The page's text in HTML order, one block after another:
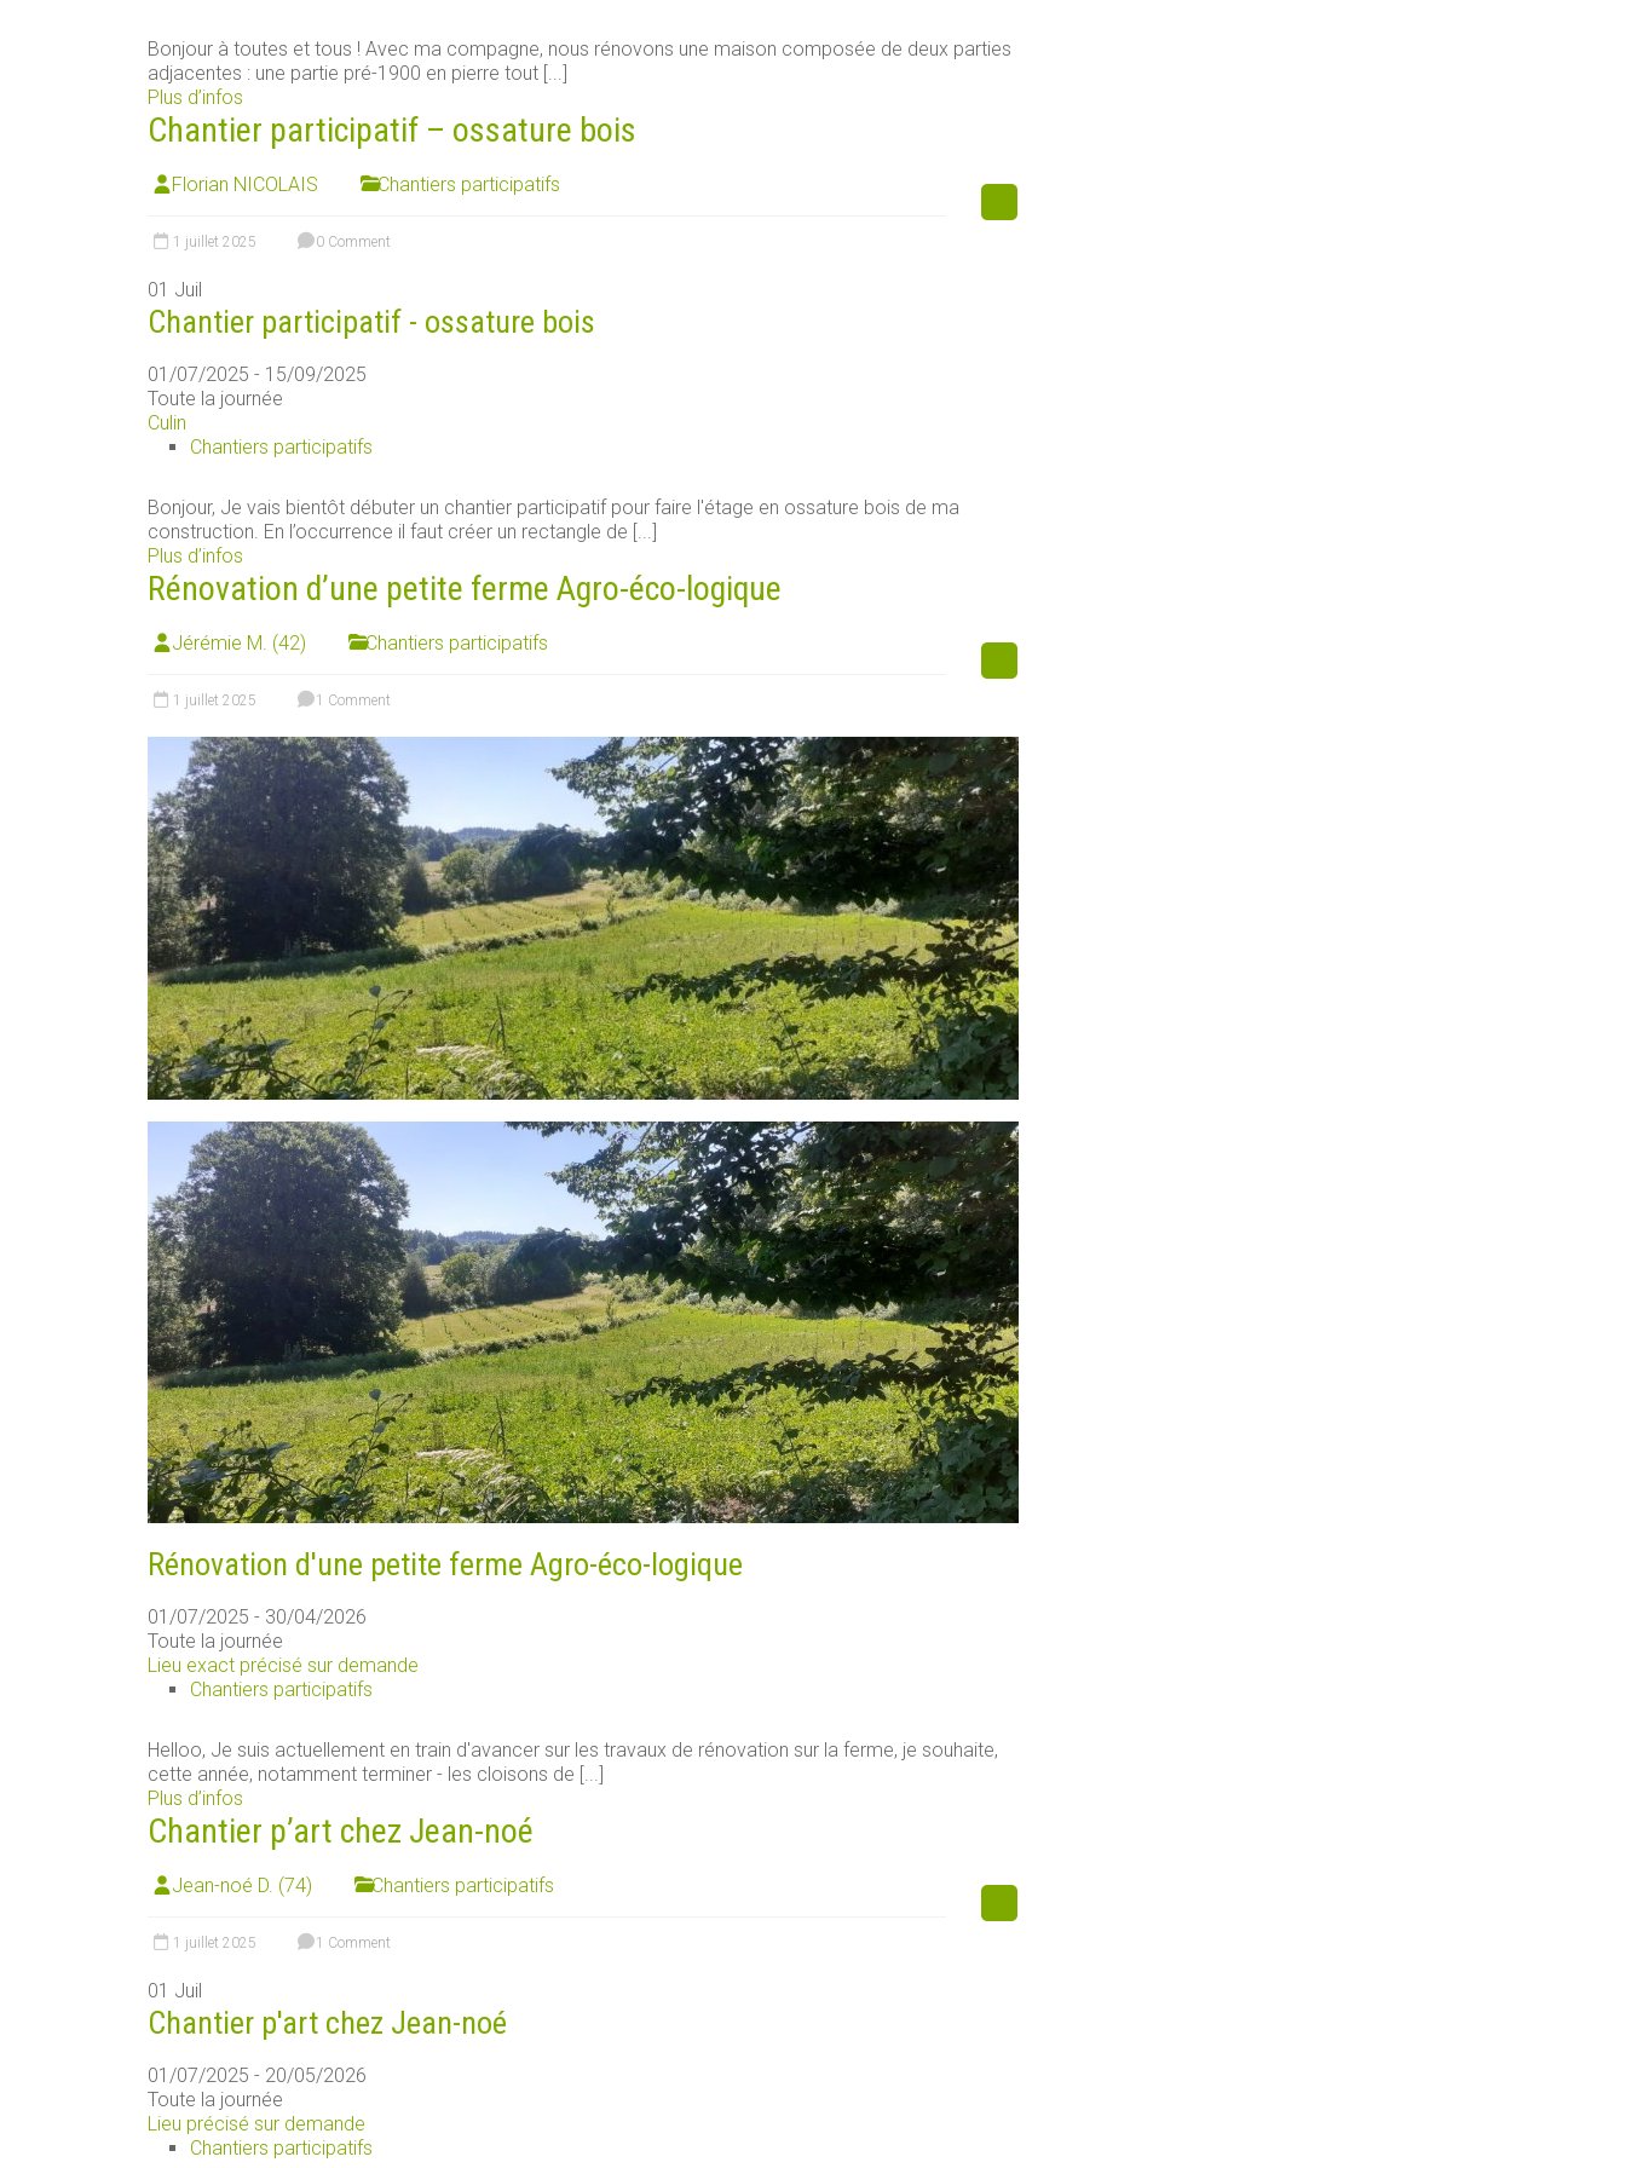
Bonjour à toutes et tous ! Avec ma compagne, nous rénovons une maison composée de deux parties
adjacentes : une partie pré-1900 en pierre tout [...]
Plus d’infos
Chantier participatif – ossature bois
Florian NICOLAIS Chantiers participatifs
1 juillet 2025 0 Comment
01 Juil
Chantier participatif - ossature bois
01/07/2025 - 15/09/2025
Toute la journée
Culin
Chantiers participatifs
Bonjour, Je vais bientôt débuter un chantier participatif pour faire l'étage en ossature bois de ma
construction. En l’occurrence il faut créer un rectangle de [...]
Plus d’infos
Rénovation d’une petite ferme Agro-éco-logique
Jérémie M. (42) Chantiers participatifs
1 juillet 2025 1 Comment
Rénovation d'une petite ferme Agro-éco-logique
01/07/2025 - 30/04/2026
Toute la journée
Lieu exact précisé sur demande
Chantiers participatifs
Helloo, Je suis actuellement en train d'avancer sur les travaux de rénovation sur la ferme, je souhaite,
cette année, notamment terminer - les cloisons de [...]
Plus d’infos
Chantier p’art chez Jean-noé
Jean-noé D. (74) Chantiers participatifs
1 juillet 2025 1 Comment
01 Juil
Chantier p'art chez Jean-noé
01/07/2025 - 20/05/2026
Toute la journée
Lieu précisé sur demande
Chantiers participatifs